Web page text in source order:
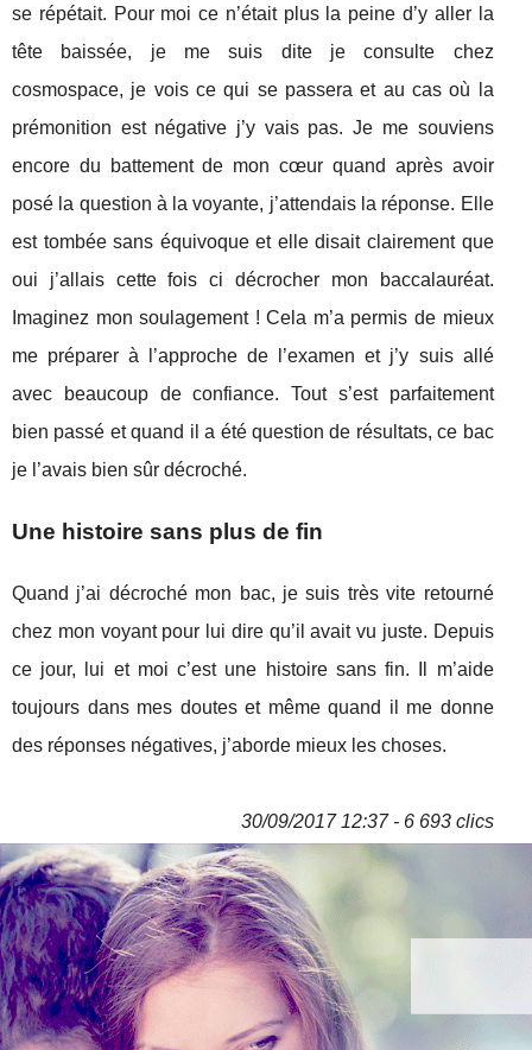
se répétait. Pour moi ce n’était plus la peine d’y aller la
tête baissée, je me suis dite je consulte chez
cosmospace, je vois ce qui se passera et au cas où la
prémonition est négative j’y vais pas. Je me souviens
encore du battement de mon cœur quand après avoir
posé la question à la voyante, j’attendais la réponse. Elle
est tombée sans équivoque et elle disait clairement que
oui j’allais cette fois ci décrocher mon baccalauréat.
Imaginez mon soulagement ! Cela m’a permis de mieux
me préparer à l’approche de l’examen et j’y suis allé
avec beaucoup de confiance. Tout s’est parfaitement
bien passé et quand il a été question de résultats, ce bac
je l’avais bien sûr décroché.
Une histoire sans plus de fin
Quand j’ai décroché mon bac, je suis très vite retourné
chez mon voyant pour lui dire qu’il avait vu juste. Depuis
ce jour, lui et moi c’est une histoire sans fin. Il m’aide
toujours dans mes doutes et même quand il me donne
des réponses négatives, j’aborde mieux les choses.
30/09/2017 12:37 - 6 693 clics